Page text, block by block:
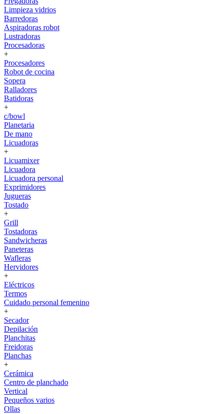
Limpieza vidrios
Barredoras
Aspiradoras robot
Lustradoras
Procesadoras
+
Procesadores
Robot de cocina
Sopera
Ralladores
Batidoras
+
c/bowl
Planetaria
De mano
Licuadoras
+
Licuamixer
Licuadora
Licuadora personal
Exprimidores
Jugueras
Tostado
+
Grill
Tostadoras
Sandwicheras
Paneteras
Wafleras
Hervidores
+
Eléctricos
Termos
Cuidado personal femenino
+
Secador
Depilación
Planchitas
Freidoras
Planchas
+
Cerámica
Centro de planchado
Vertical
Pequeños varios
Ollas